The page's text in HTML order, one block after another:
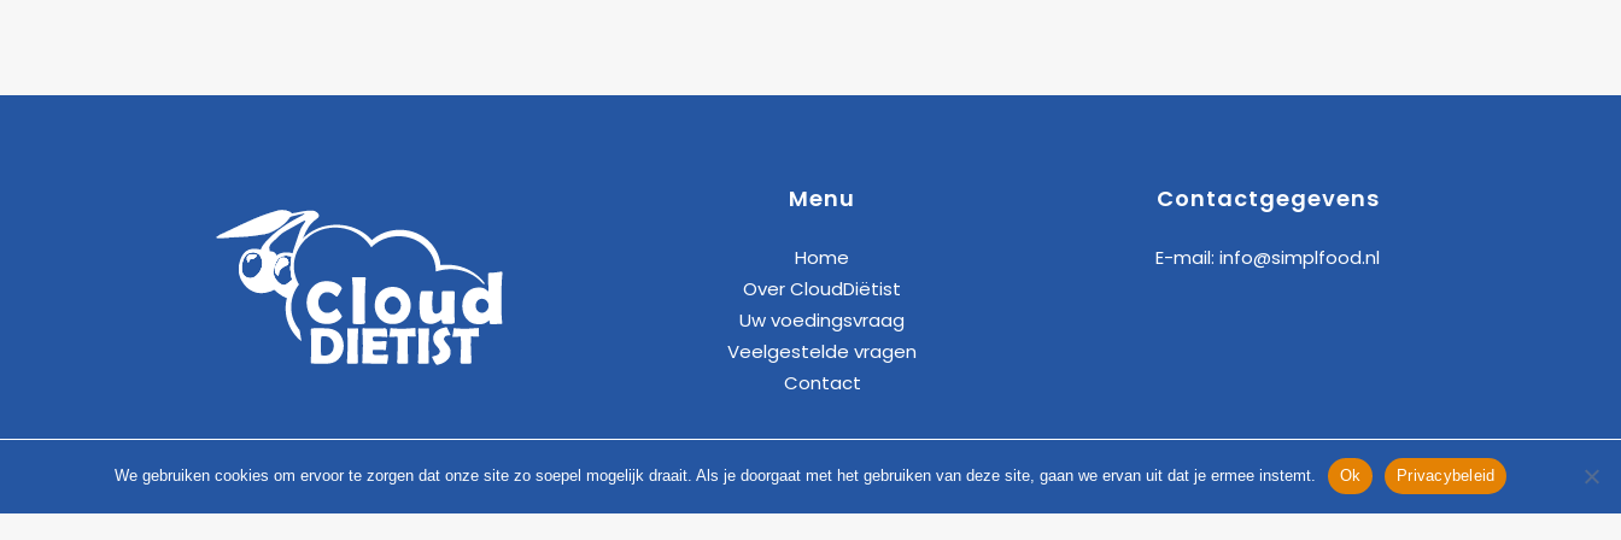
Menu
Home
Over CloudDiëtist
Uw voedingsvraag
Veelgestelde vragen
Contact
Contactgegevens
E-mail:info@simplfood.nl
We gebruiken cookies om ervoor te zorgen dat onze site zo soepel mogelijk draait. Als je doorgaat met het gebruiken van deze site, gaan we ervan uit dat je ermee instemt. Ok Privacybeleid